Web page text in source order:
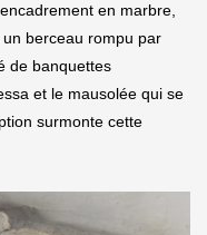
en marbre,
berceau rompu par
de banquettes
et le mausolée qui se
surmonte cette